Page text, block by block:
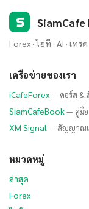
S SiamCafe
Forex · ไอที · AI · เ
เครือข่ายของเรา
iCafeForex— คอร์ส &
SiamCafeBook— คู่มือ
XM Signal — สัญญาณเ
หมวดหมู่
ล่าสุด
Forex